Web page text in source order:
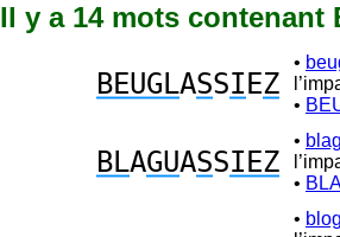
Il y a 14 mots contenant
BEUGLASSI EZ
•
•
BLAGUASSIEZ
•
•
•